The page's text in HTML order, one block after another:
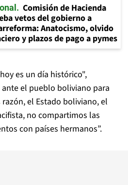
Comisión de Hacienda
vetos del gobierno a
Anatocismo, olvido
y plazos de pago a pymes
es un día histórico",
el pueblo boliviano para
el Estado boliviano, el
no compartimos las
con países hermanos”.